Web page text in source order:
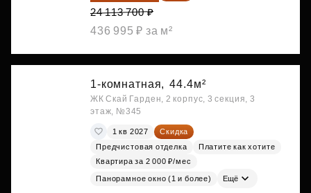
24 113 700 ₽
436 995 ₽ за м²
1-комнатная, 44.4м²
ЖК Скай Гарден, 2 корпус, 3 секция, 3
этаж, №345
1 кв 2027
Скидка
Предчистовая отделка
Платите как хотите
Квартира за 2 000 ₽/мес
Панорамное окно (1 и более) Ещё